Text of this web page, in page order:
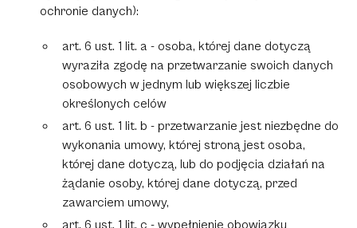
ochronie danych):
art. 6 ust. 1 lit. a - osoba, której dane dotyczą
wyraziła zgodę na przetwarzanie swoich danych
osobowych w jednym lub większej liczbie
określonych celów
art. 6 ust. 1 lit. b - przetwarzanie jest niezbędne do
wykonania umowy, której stroną jest osoba,
której dane dotyczą, lub do podjęcia działań na
żądanie osoby, której dane dotyczą, przed
zawarciem umowy,
art. 6 ust. 1 lit. c - wypełnienie obowiązku